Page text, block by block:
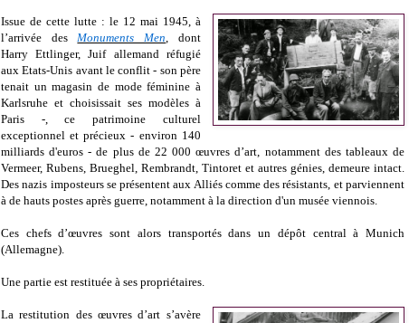
Issue de cette lutte : le 12 mai 1945, à
l’arrivée desMonuments Men, dont
Harry Ettlinger, Juif allemand réfugié
aux Etats-Unis avant le conflit - son père
tenait un magasin de mode féminine à
Karlsruhe et choisissait ses modèles à
Paris -, ce patrimoine culturel
exceptionnel et précieux - environ 140
milliards d'euros - de plus de 22 000 œuvres d’art, notamment des tableaux de
Vermeer, Rubens, Brueghel, Rembrandt, Tintoret et autres génies, demeure intact.
Des nazis imposteurs se présentent aux Alliés comme des résistants, et parviennent
à de hauts postes après guerre, notamment à la direction d'un musée viennois.
Ces chefs d’œuvres sont alors transportés dans un dépôt central à Munich
(Allemagne).
Une partie est restituée à ses propriétaires.
La restitution des œuvres d’art s’avère